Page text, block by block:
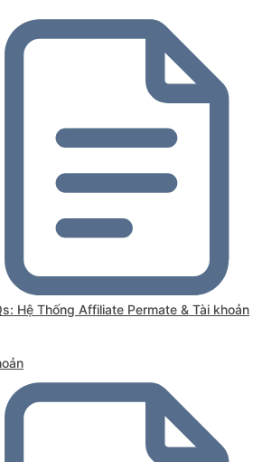
Hệ Thống Affiliate Permate & Tài khoản